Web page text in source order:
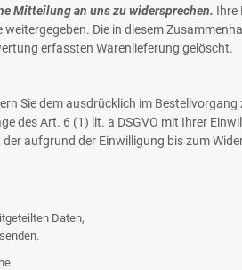
Mitteilung an uns zu widersprechen. Ihre
Die in diesem
erfassten Warenlieferung gelöscht.
Sie dem ausdrücklich im
des Art. 6 (1) lit. a DSGVO mit Ihrer
aufgrund der Einwilligung bis zum
Daten,